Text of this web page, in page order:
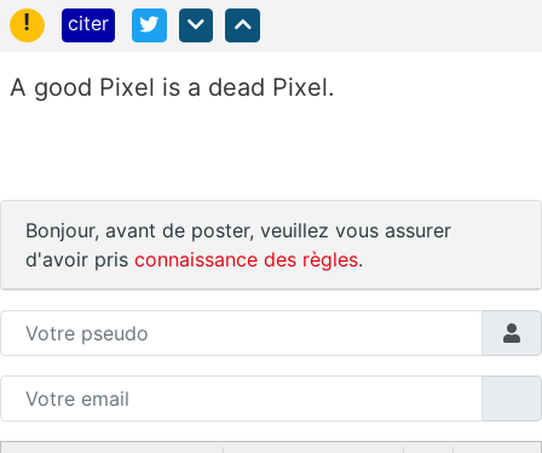
!
citer
A good Pixel is a dead Pixel.
Bonjour, avant de poster, veuillez vous assurer
d'avoir pris connaissance des règles.